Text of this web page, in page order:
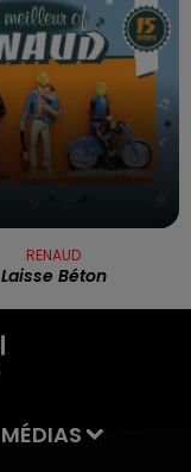
RENAUD
Laisse Béton
MÉDIAS